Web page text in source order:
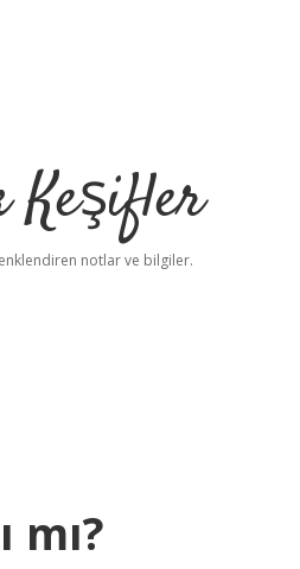
Keşifler
notlar ve bilgiler.
mı?